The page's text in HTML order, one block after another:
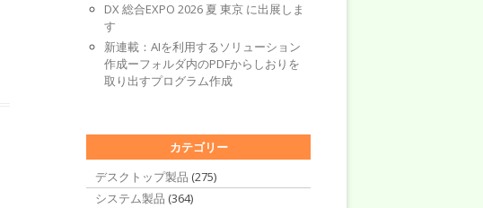
DX 総合EXPO 2026 夏 東京 に出展しま
す
新連載：AIを利用するソリューション
作成ーフォルダ内のPDFからしおりを
取り出すプログラム作成
カテゴリー
デスクトップ製品 (275)
システム製品 (364)